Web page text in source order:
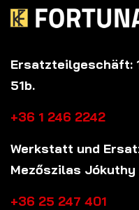
Ersatzteilgeschäft:
51b.
+36 1 246 2242
Werkstatt und
Mezőszilas
+36 25 247 401